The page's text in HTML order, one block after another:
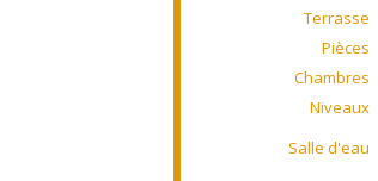
Terrasse
Pièces
Chambres
Niveaux
Salle d'eau